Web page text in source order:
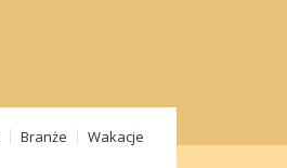
Branże Wakacje